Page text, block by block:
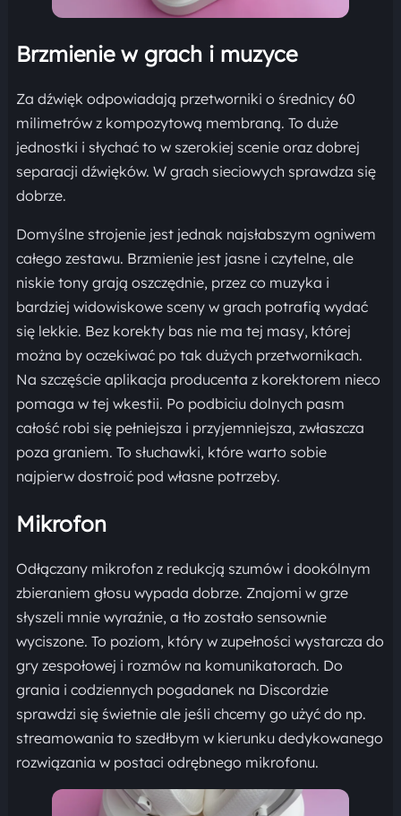
Brzmienie w grach i muzyce
Za dźwięk odpowiadają przetworniki o średnicy 60
milimetrów z kompozytową membraną. To duże
jednostki i słychać to w szerokiej scenie oraz dobrej
separacji dźwięków. W grach sieciowych sprawdza się
dobrze.
Domyślne strojenie jest jednak najsłabszym ogniwem
całego zestawu. Brzmienie jest jasne i czytelne, ale
niskie tony grają oszczędnie, przez co muzyka i
bardziej widowiskowe sceny w grach potrafią wydać
się lekkie. Bez korekty bas nie ma tej masy, której
można by oczekiwać po tak dużych przetwornikach.
Na szczęście aplikacja producenta z korektorem nieco
pomaga w tej wkestii. Po podbiciu dolnych pasm
całość robi się pełniejsza i przyjemniejsza, zwłaszcza
poza graniem. To słuchawki, które warto sobie
najpierw dostroić pod własne potrzeby.
Mikrofon
Odłączany mikrofon z redukcją szumów i dookólnym
zbieraniem głosu wypada dobrze. Znajomi w grze
słyszeli mnie wyraźnie, a tło zostało sensownie
wyciszone. To poziom, który w zupełności wystarcza do
gry zespołowej i rozmów na komunikatorach. Do
grania i codziennych pogadanek na Discordzie
sprawdzi się świetnie ale jeśli chcemy go użyć do np.
streamowania to szedłbym w kierunku dedykowanego
rozwiązania w postaci odrębnego mikrofonu.